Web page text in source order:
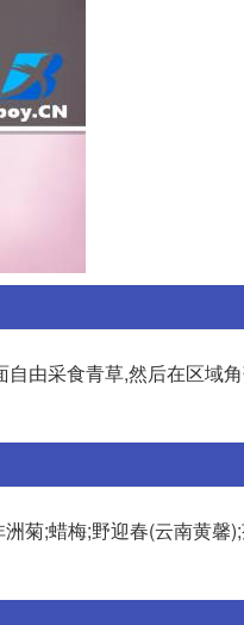
由采食青草,然后在区域
菊;蜡梅;野迎春(云南黄馨